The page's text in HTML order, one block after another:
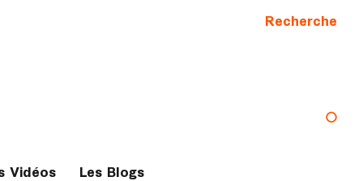
Recherche
Vidéos Les Blogs